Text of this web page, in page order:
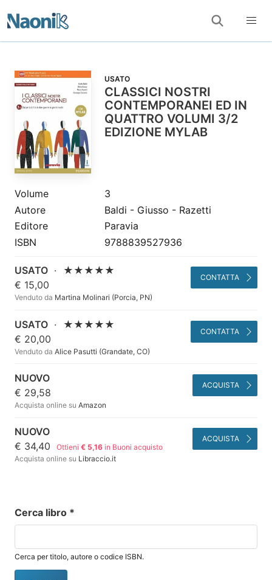
USATO
CLASSICI NOSTRI
CONTEMPORANEI ED IN
QUATTRO VOLUMI 3/2
EDIZIONE MYLAB
Volume
3
Autore
Baldi - Giusso - Razetti
Editore
Paravia
ISBN
9788839527936
USATO ·
★★★★★
€ 15,00
Venduto da Martina Molinari (Porcia, PN)
CONTATTA
USATO ·
★★★★★
€ 20,00
Venduto da Alice Pasutti (Grandate, CO)
CONTATTA
NUOVO
€ 29,58
Acquista online su Amazon
ACQUISTA
NUOVO
€ 34,40
Ottieni€ 5,16 in Buoni acquisto
Acquista online su Libraccio.it
ACQUISTA
Cerca libro *
Cerca per titolo, autore o codice ISBN.